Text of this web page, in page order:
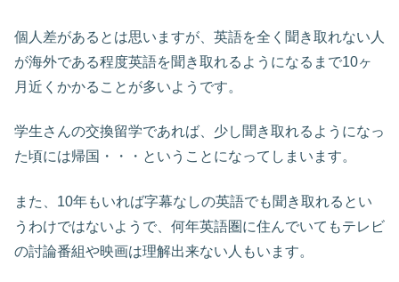
個人差があるとは思いますが、英語を全く聞き取れない人
が海外である程度英語を聞き取れるようになるまで10ヶ
月近くかかることが多いようです。
学生さんの交換留学であれば、少し聞き取れるようになっ
た頃には帰国・・・ということになってしまいます。
また、10年もいれば字幕なしの英語でも聞き取れるとい
うわけではないようで、何年英語圏に住んでいてもテレビ
の討論番組や映画は理解出来ない人もいます。